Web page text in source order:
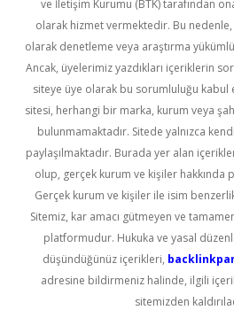
ve İletişim Kurumu (BTK) tarafından
olarak hizmet vermektedir. Bu
olarak denetleme veya araştırma
Ancak, üyelerimiz yazdıkları içeriklerin
siteye üye olarak bu sorumluluğu kabul
sitesi, herhangi bir marka, kurum veya
bulunmamaktadır. Sitede yalnızca
paylaşılmaktadır. Burada yer alan
olup, gerçek kurum ve kişiler hakkında
Gerçek kurum ve kişiler ile isim
Sitemiz, kar amacı gütmeyen ve
platformudur. Hukuka ve yasal
düşündüğünüz içerikleri,
adresine bildirmeniz halinde, ilgili
sitemizden